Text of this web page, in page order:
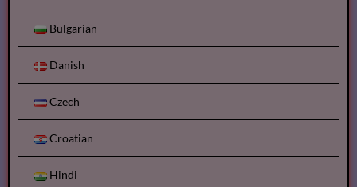
Bulgarian
Danish
Czech
Croatian
Hindi